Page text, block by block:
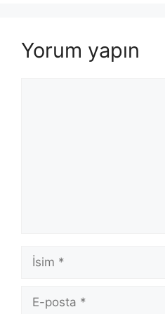
Yorum yapın
İsim
posta